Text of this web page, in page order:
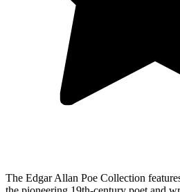
The Edgar Allan Poe Collection